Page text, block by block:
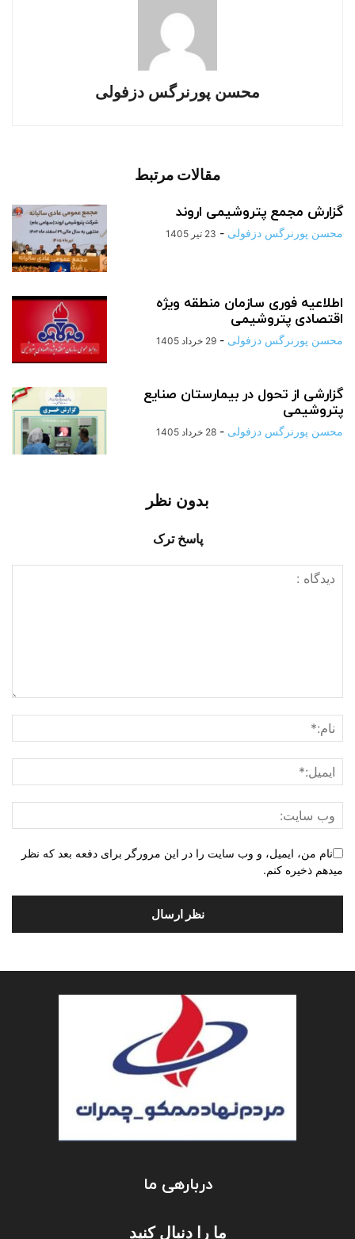
محسن پورنرگس دزفولی
مقالات مرتبط
گزارش مجمع پتروشیمی اروند
محسن پورنرگس دزفولی - 23 تیر 1405
اطلاعیه فوری سازمان منطقه ویژه
اقتصادی پتروشیمی
محسن پورنرگس دزفولی - 29 خرداد 1405
گزارشی از تحول در بیمارستان صنایع
پتروشیمی
محسن پورنرگس دزفولی - 28 خرداد 1405
بدون نظر
پاسخ ترک
نام من، ایمیل، و وب سایت را در این مرورگر برای دفعه بعد که نظر
میدهم ذخیره کنم.
دربارهی ما
ما را دنبال کنید